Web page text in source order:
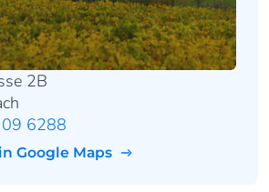
2B
6288
in Google Maps